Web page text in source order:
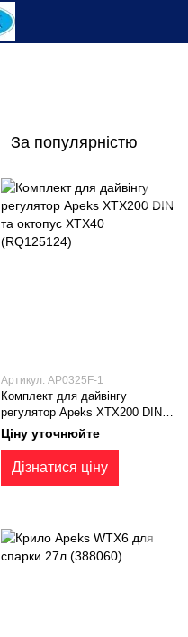
За популярністю
Артикул: AP0325F-1
Комплект для дайвінгу
регулятор Apeks XTX200 DIN
та октопус XTX40 (RQ125124)
Ціну уточнюйте
Дізнатися ціну